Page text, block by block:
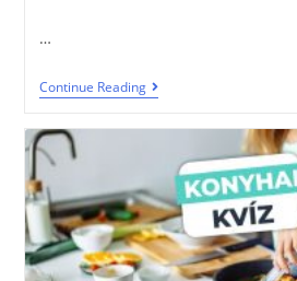
…
Continue Reading